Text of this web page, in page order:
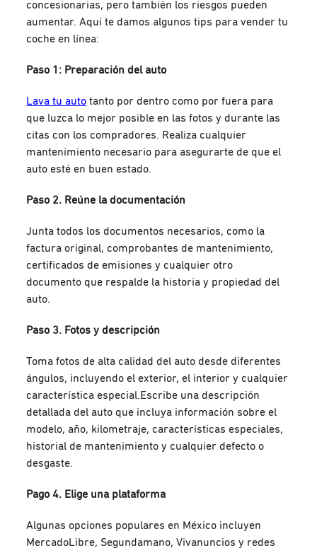
concesionarias, pero también los riesgos pueden
aumentar. Aquí te damos algunos tips para vender tu
coche en línea:
Paso 1: Preparación del auto
Lava tu auto tanto por dentro como por fuera para
que luzca lo mejor posible en las fotos y durante las
citas con los compradores. Realiza cualquier
mantenimiento necesario para asegurarte de que el
auto esté en buen estado.
Paso 2. Reúne la documentación
Junta todos los documentos necesarios, como la
factura original, comprobantes de mantenimiento,
certificados de emisiones y cualquier otro
documento que respalde la historia y propiedad del
auto.
Paso 3. Fotos y descripción
Toma fotos de alta calidad del auto desde diferentes
ángulos, incluyendo el exterior, el interior y cualquier
característica especial.Escribe una descripción
detallada del auto que incluya información sobre el
modelo, año, kilometraje, características especiales,
historial de mantenimiento y cualquier defecto o
desgaste.
Pago 4. Elige una plataforma
Algunas opciones populares en México incluyen
MercadoLibre, Segundamano, Vivanuncios y redes